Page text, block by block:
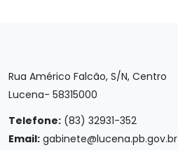
Rua Américo Falcão, S/N, Centro
Lucena- 58315000
Telefone: (83) 32931-352
Email: gabinete@lucena.pb.gov.br